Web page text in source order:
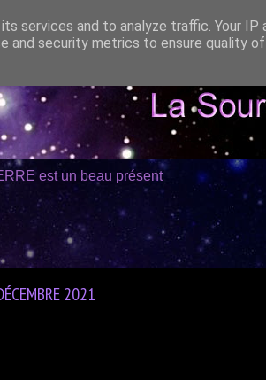
est un beau présent
2021
services and to analyze traffic. Your IP
and security metrics to ensure quality